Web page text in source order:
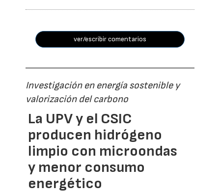
ver/escribir comentarios
Investigación en energía sostenible y
valorización del carbono
La UPV y el CSIC
producen hidrógeno
limpio con microondas
y menor consumo
energético